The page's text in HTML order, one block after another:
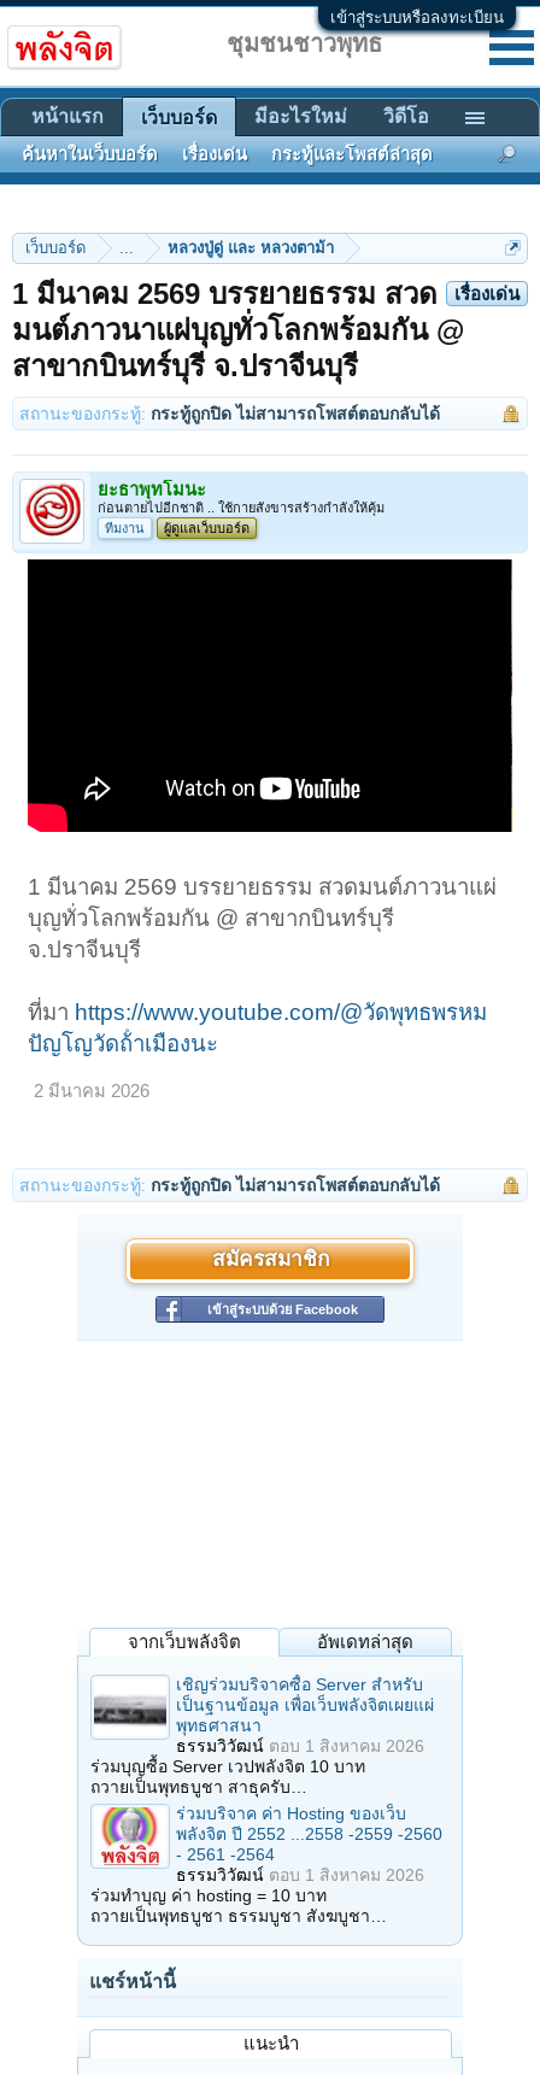
เข้าสู่ระบบหรือลงทะเบียน
เว็บบอร์ด ... หลวงปู่ดู่ และ หลวงตาม้า
เรื่องเด่น
1 มีนาคม 2569 บรรยายธรรม สวด
มนต์ภาวนาแผ่บุญทั่วโลกพร้อมกัน @
สาขากบินทร์บุรี จ.ปราจีนบุรี
สถานะของกระทู้: กระทู้ถูกปิด ไม่สามารถโพสต์ตอบกลับได้
ยะธาพุทโมนะ
ก่อนตายไปอีกชาติ .. ใช้กายสังขารสร้างกำลังให้คุ้ม
ทีมงาน
ผู้ดูแลเว็บบอร์ด
1 มีนาคม 2569 บรรยายธรรม สวดมนต์ภาวนาแผ่
บุญทั่วโลกพร้อมกัน @ สาขากบินทร์บุรี
จ.ปราจีนบุรี
ที่มา https://www.youtube.com/@วัดพุทธพรหม
ปัญโญวัดถ้ําเมืองนะ
2 มีนาคม 2026
สถานะของกระทู้: กระทู้ถูกปิด ไม่สามารถโพสต์ตอบกลับได้
สมัครสมาชิก
เข้าสู่ระบบด้วย Facebook
จากเว็บพลังจิต อัพเดทล่าสุด
เชิญร่วมบริจาคซื้อ Server สำหรับ
เป็นฐานข้อมูล เพื่อเว็บพลังจิตเผยแผ่
พุทธศาสนา
ธรรมวิวัฒน์ ตอบ 1 สิงหาคม 2026
ร่วมบุญซื้อ Server เวปพลังจิต 10 บาท
ถวายเป็นพุทธบูชา สาธุครับ…
ร่วมบริจาค ค่า Hosting ของเว็บ
พลังจิต ปี 2552 ...2558 -2559 -2560
- 2561 -2564
ธรรมวิวัฒน์ ตอบ 1 สิงหาคม 2026
ร่วมทำบุญ ค่า hosting = 10 บาท
ถวายเป็นพุทธบูชา ธรรมบูชา สังฆบูชา…
แชร์หน้านี้
แนะนำ
ชุมชนชาวพุทธ
หน้าแรก เว็บบอร์ด
ค้นหาในเว็บบอร์ด เรื่องเด่น กระทู้และโพสต์ล่าสุด
มีอะไรใหม่ วิดีโอ